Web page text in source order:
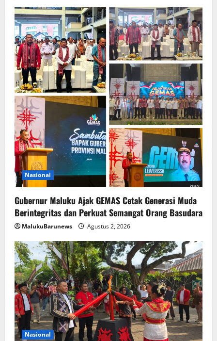
Nasional
Gubernur Maluku Ajak GEMAS Cetak Generasi Muda
Berintegritas dan Perkuat Semangat Orang Basudara
MalukuBarunews Agustus 2, 2026
Nasional